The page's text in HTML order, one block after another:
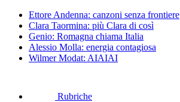
Ettore Andenna: canzoni senza frontiere
Clara Taormina: più Clara di così
Genio: Romagna chiama Italia
Alessio Molla: energia contagiosa
Wilmer Modat: AIAIAI
Rubriche